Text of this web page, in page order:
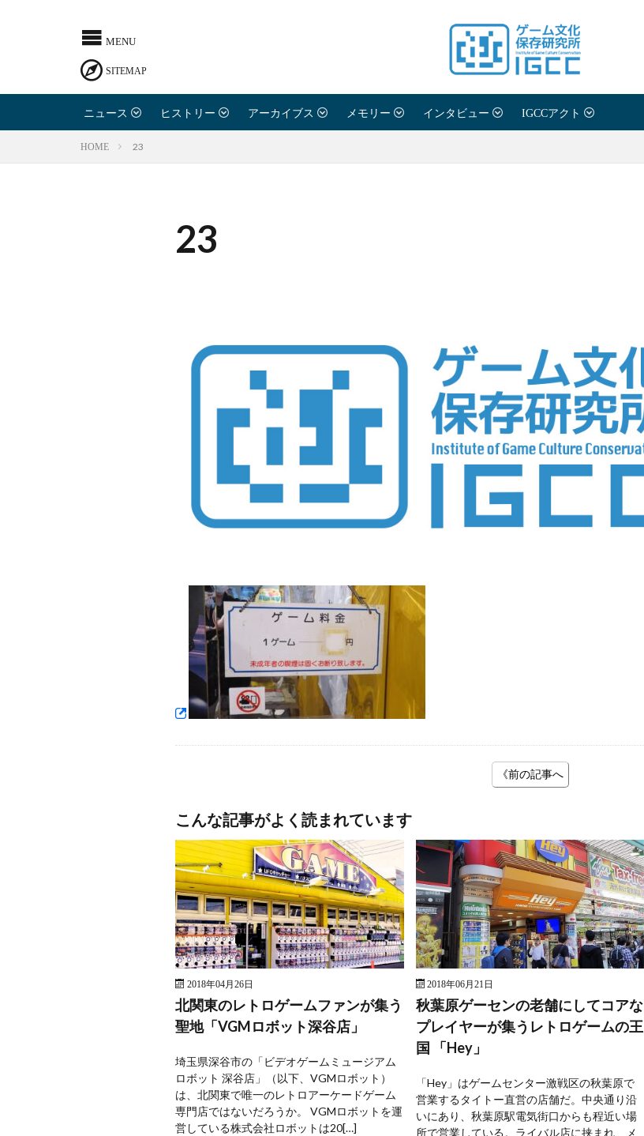
ニュース ヒストリー アーカイブス メモリー インタビュー IGCCアクト
HOME 23
23
《前の記事へ
こんな記事がよく読まれています
2018年04月26日
北関東のレトロゲームファンが集う
聖地「VGMロボット深谷店」
埼玉県深谷市の「ビデオゲームミュージアム
ロボット 深谷店」（以下、VGMロボット）
は、北関東で唯一のレトロアーケードゲーム
専門店ではないだろうか。 VGMロボットを運
営している株式会社ロボットは20[…]
2018年06月21日
秋葉原ゲーセンの老舗にしてコアな
プレイヤーが集うレトロゲームの王
国 「Hey」
「Hey」はゲームセンター激戦区の秋葉原で
営業するタイトー直営の店舗だ。中央通り沿
いにあり、秋葉原駅電気街口からも程近い場
所で営業している。ライバル店に挟まれ、メ